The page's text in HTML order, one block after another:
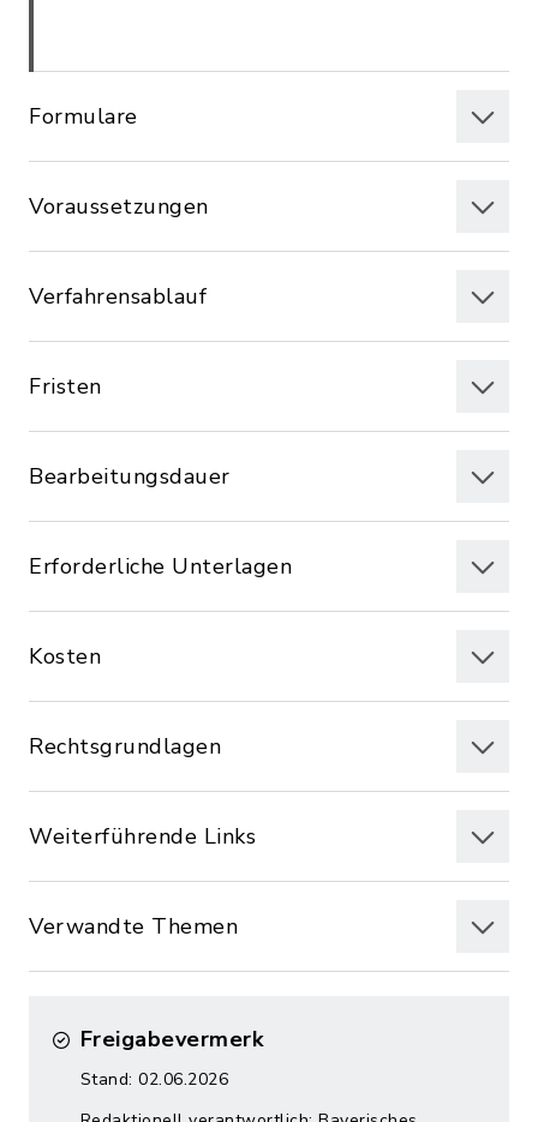
Formulare
Voraussetzungen
Verfahrensablauf
Fristen
Bearbeitungsdauer
Erforderliche Unterlagen
Kosten
Rechtsgrundlagen
Weiterführende Links
Verwandte Themen
Freigabevermerk
Stand: 02.06.2026